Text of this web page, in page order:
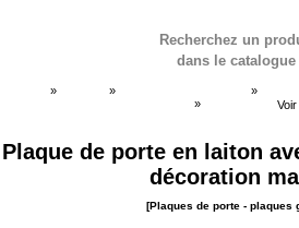
Recherchez un
dans le catalogue
» »
»
»
Plaque de porte en laiton
décoration
[Plaques de porte - plaques